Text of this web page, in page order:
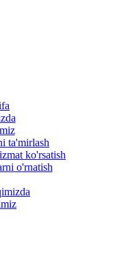
ta'mirlash
ko'rsatish
o'rnatish